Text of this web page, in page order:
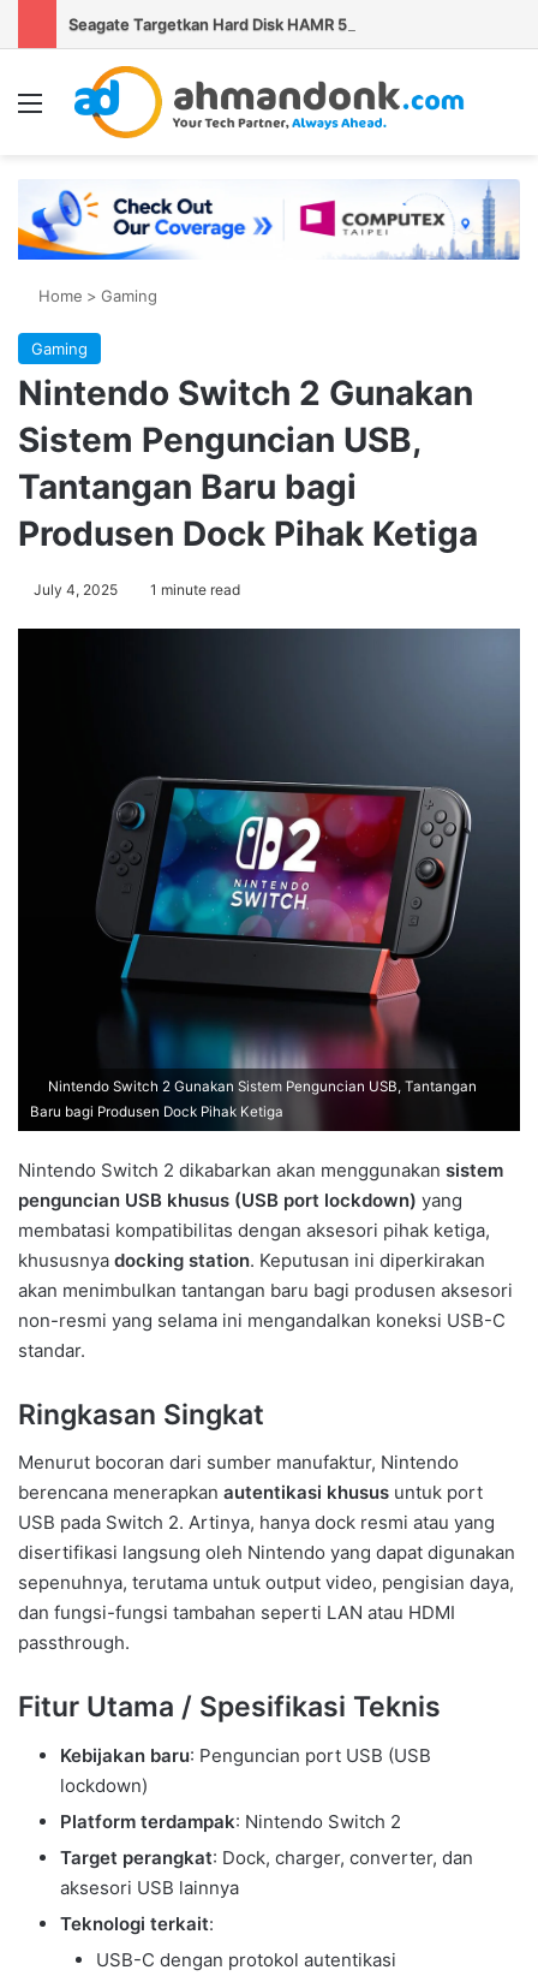
Menu
Home > Gaming
Gaming
Nintendo Switch 2 Gunakan
Sistem Penguncian USB,
Tantangan Baru bagi
Produsen Dock Pihak Ketiga
July 4, 2025 1 minute read
Nintendo Switch 2 Gunakan Sistem Penguncian USB, Tantangan
Baru bagi Produsen Dock Pihak Ketiga
Nintendo Switch 2 dikabarkan akan menggunakan sistem
penguncian USB khusus (USB port lockdown) yang
membatasi kompatibilitas dengan aksesori pihak ketiga,
khususnya docking station. Keputusan ini diperkirakan
akan menimbulkan tantangan baru bagi produsen aksesori
non-resmi yang selama ini mengandalkan koneksi USB-C
standar.
Ringkasan Singkat
Menurut bocoran dari sumber manufaktur, Nintendo
berencana menerapkan autentikasi khusus untuk port
USB pada Switch 2. Artinya, hanya dock resmi atau yang
disertifikasi langsung oleh Nintendo yang dapat digunakan
sepenuhnya, terutama untuk output video, pengisian daya,
dan fungsi-fungsi tambahan seperti LAN atau HDMI
passthrough.
Fitur Utama / Spesifikasi Teknis
Kebijakan baru: Penguncian port USB (USB
lockdown)
Platform terdampak: Nintendo Switch 2
Target perangkat: Dock, charger, converter, dan
aksesori USB lainnya
Teknologi terkait:
USB-C dengan protokol autentikasi